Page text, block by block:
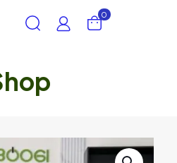
0